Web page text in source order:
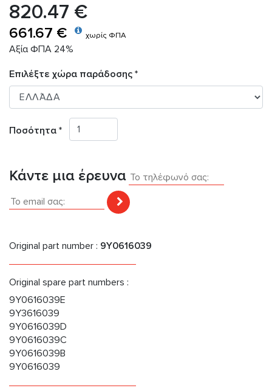
820.47 €
661.67 € χωρίς ΦΠΑ
Αξία ΦΠΑ 24%
Επιλέξτε χώρα παράδοσης *
Ποσότητα *
Κάντε μια έρευνα
Original part number : 9Y0616039
Original spare part numbers :
9Y0616039E
9Y3616039
9Y0616039D
9Y0616039C
9Y0616039B
9Y0616039